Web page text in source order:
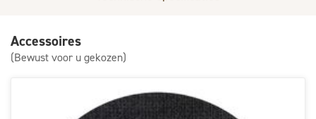
Accessoires
(Bewust voor u gekozen)